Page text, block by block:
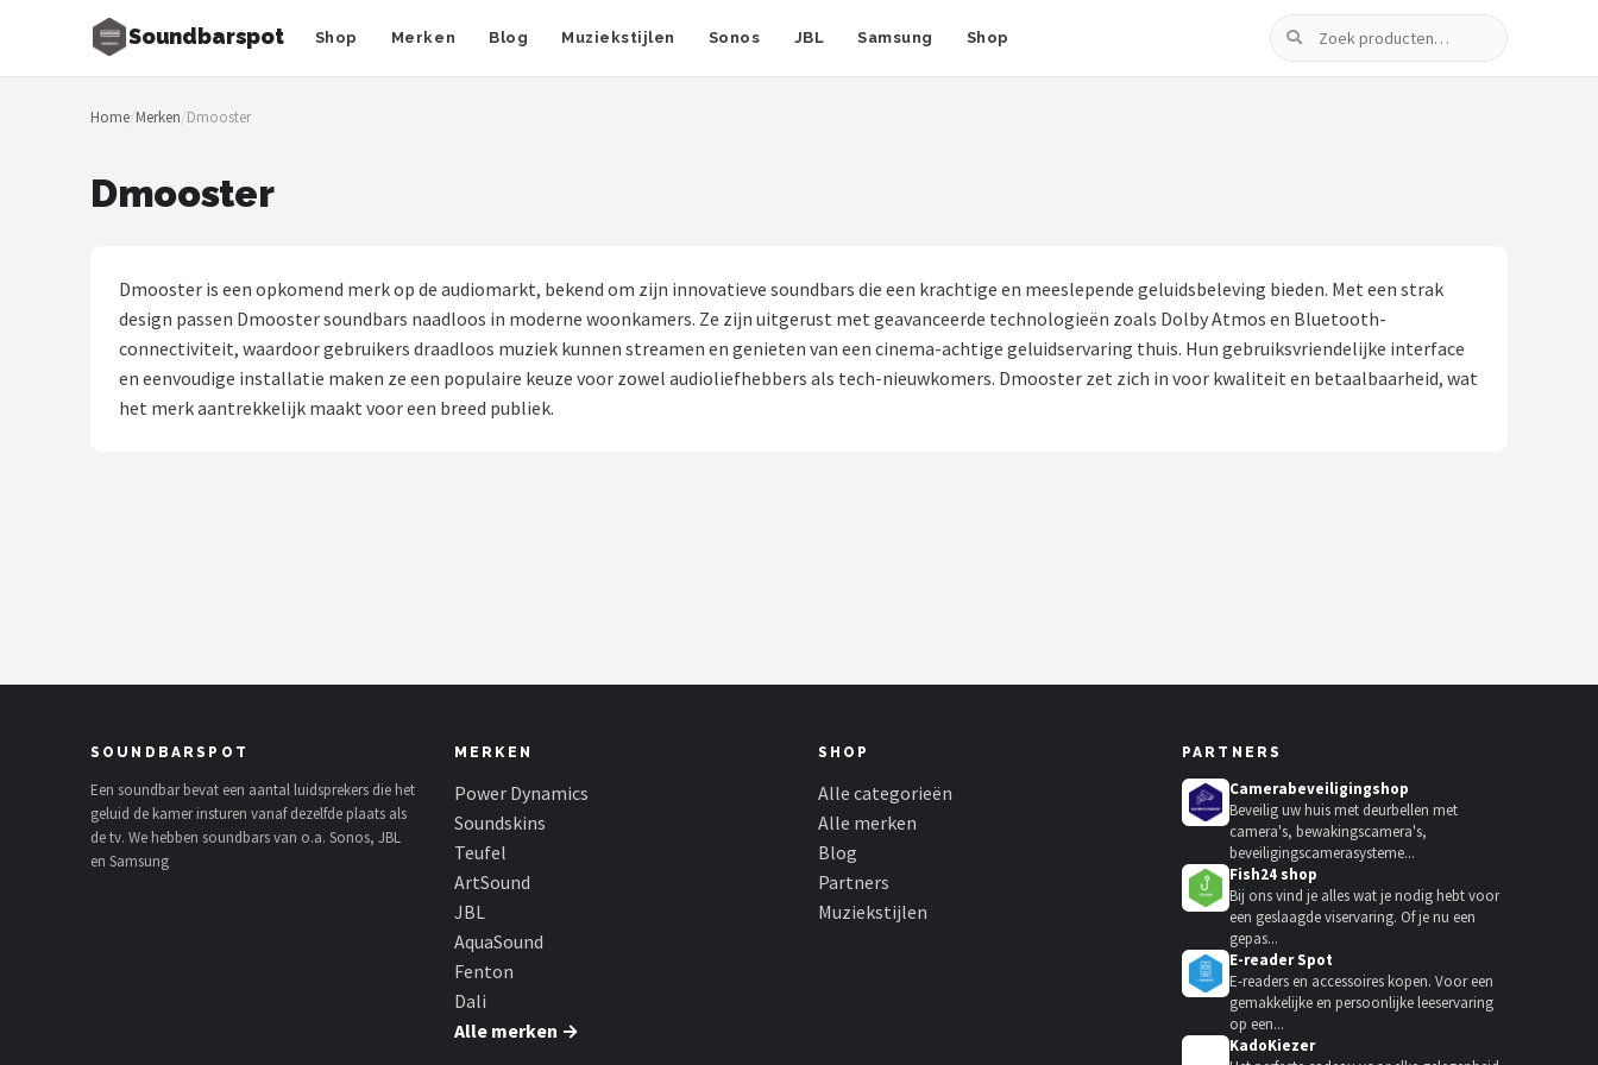
Soundbarspot Shop Merken Blog Muziekstijlen Sonos JBL Samsung Shop
Zoeken
Zoeken
NAVIGATIE
Muziekstijlen
Teufel
ArtSound
Home/Merken/Dmooster
Dmooster
Dmooster is een opkomend merk op de audiomarkt, bekend om zijn innovatieve soundbars die een krachtige en meeslepende geluidsbeleving bieden. Met een strak
design passen Dmooster soundbars naadloos in moderne woonkamers. Ze zijn uitgerust met geavanceerde technologieën zoals Dolby Atmos en Bluetooth-
connectiviteit, waardoor gebruikers draadloos muziek kunnen streamen en genieten van een cinema-achtige geluidservaring thuis. Hun gebruiksvriendelijke interface
en eenvoudige installatie maken ze een populaire keuze voor zowel audioliefhebbers als tech-nieuwkomers. Dmooster zet zich in voor kwaliteit en betaalbaarheid, wat
het merk aantrekkelijk maakt voor een breed publiek.
SOUNDBARSPOT
Een soundbar bevat een aantal luidsprekers die het
geluid de kamer insturen vanaf dezelfde plaats als
de tv. We hebben soundbars van o.a. Sonos, JBL
en Samsung
MERKEN
Power Dynamics
Soundskins
Teufel
ArtSound
JBL
AquaSound
Fenton
Dali
Alle merken →
SHOP
Alle categorieën
Alle merken
Blog
Partners
Muziekstijlen
PARTNERS
Camerabeveiligingshop
Beveilig uw huis met deurbellen met
camera's, bewakingscamera's,
beveiligingscamerasysteme...
Fish24 shop
Bij ons vind je alles wat je nodig hebt voor
een geslaagde viservaring. Of je nu een
gepas...
E-reader Spot
E-readers en accessoires kopen. Voor een
gemakkelijke en persoonlijke leeservaring
op een...
KadoKiezer